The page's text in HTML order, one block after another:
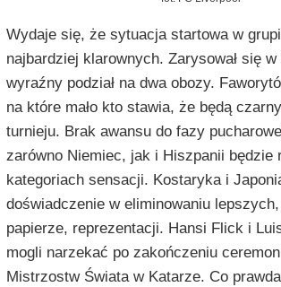
Wydaje się, że sytuacja startowa w
najbardziej klarownych. Zarysował się w
wyraźny podział na dwa obozy.
na które mało kto stawia, że będą
turnieju. Brak awansu do fazy
zarówno Niemiec, jak i Hiszpanii będzie
kategoriach sensacji. Kostaryka i
doświadczenie w eliminowaniu
papierze, reprezentacji. Hansi Flick i
mogli narzekać po zakończeniu
Mistrzostw Świata w Katarze. Co